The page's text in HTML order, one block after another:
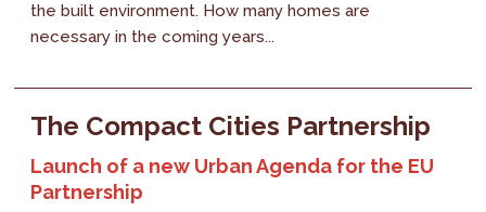
the built environment. How many homes are
necessary in the coming years...
The Compact Cities Partnership
Launch of a new Urban Agenda for the EU
Partnership